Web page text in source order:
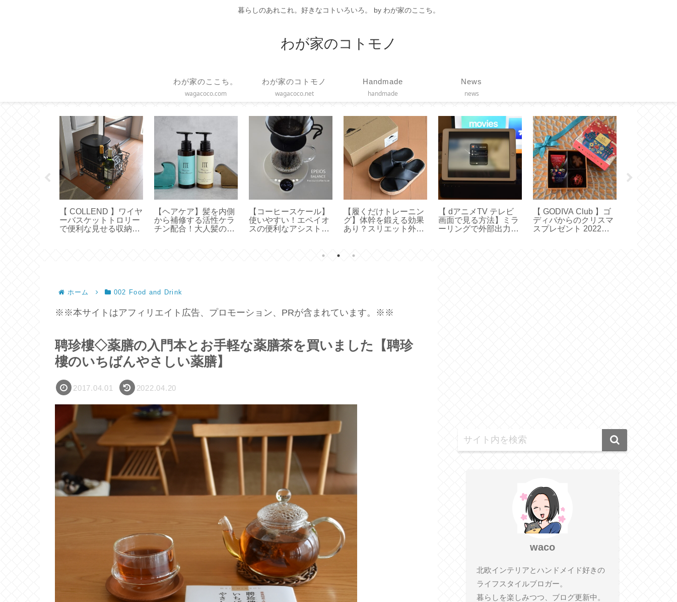
暮らしのあれこれ。好きなコトいろいろ。 by わが家のここち。
わが家のコトモノ
わが家のここち。
wagacoco.com
わが家のコトモノ
wagacoco.net
Handmade
handmade
News
news
【 COLLEND 】ワイヤ
ーバスケットトロリー
で便利な見せる収納
【ヘアケア】髪を内側
から補修する活性ケラ
チン配合！大人髪の補
【コーヒースケール】
使いやすい！エペイオ
スの便利なアシストモ
【履くだけトレーニン
グ】体幹を鍛える効果
あり？スリエット外履
【 dアニメTV テレビ
画面で見る方法】ミラ
ーリングで外部出力の
【 GODIVA Club 】ゴ
ディバからのクリスマ
スプレゼント 2022
ホーム 002 Food and Drink
※※本サイトはアフィリエイト広告、プロモーション、PRが含まれています。※※
聘珍樓◇薬膳の入門本とお手軽な薬膳茶を買いました【聘珍
樓のいちばんやさしい薬膳】
2017.04.01 2022.04.20
waco
北欧インテリアとハンドメイド好きの
ライフスタイルブロガー。
暮らしを楽しみつつ、ブログ更新中。